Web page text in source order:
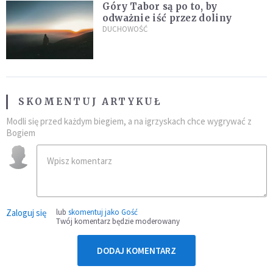
Góry Tabor są po to, by
odważnie iść przez doliny
DUCHOWOŚĆ
SKOMENTUJ ARTYKUŁ
Modli się przed każdym biegiem, a na igrzyskach chce wygrywać z
Bogiem
Zaloguj się lub skomentuj jako Gość
Twój komentarz będzie moderowany
DODAJ KOMENTARZ